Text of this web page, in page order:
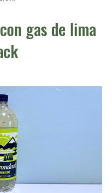
gas de lima